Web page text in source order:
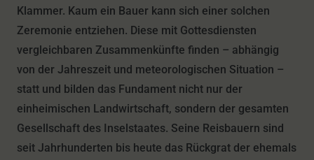
Klammer. Kaum ein Bauer kann sich einer solchen
Zeremonie entziehen. Diese mit Gottesdiensten
vergleichbaren Zusammenkünfte finden – abhängig
von der Jahreszeit und meteorologischen Situation –
statt und bilden das Fundament nicht nur der
einheimischen Landwirtschaft, sondern der gesamten
Gesellschaft des Inselstaates. Seine Reisbauern sind
seit Jahrhunderten bis heute das Rückgrat der ehemals